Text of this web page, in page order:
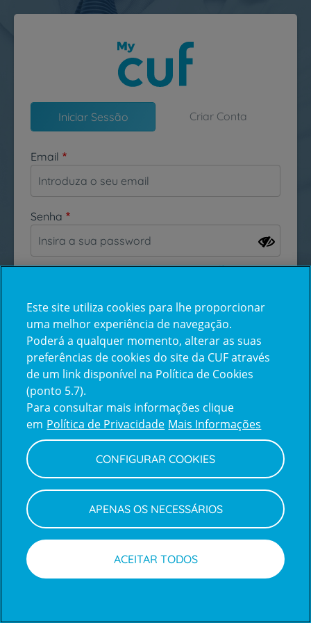
Passar para o conteúdo principal
Iniciar Sessão Criar Conta
Email
Senha
Esqueceu-se da sua password?
Inicie sessão com a Apple
Centro de Apoio ao Cliente | Política de Privacidade e Cookies
Este site utiliza cookies para lhe proporcionar
uma melhor experiência de navegação.
Poderá a qualquer momento, alterar as suas
preferências de cookies do site da CUF através
de um link disponível na Política de Cookies
(ponto 5.7).
Para consultar mais informações clique
em Política de Privacidade Mais Informações
CONFIGURAR COOKIES
APENAS OS NECESSÁRIOS
ACEITAR TODOS